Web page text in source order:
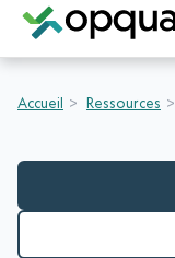
Accueil Ressources